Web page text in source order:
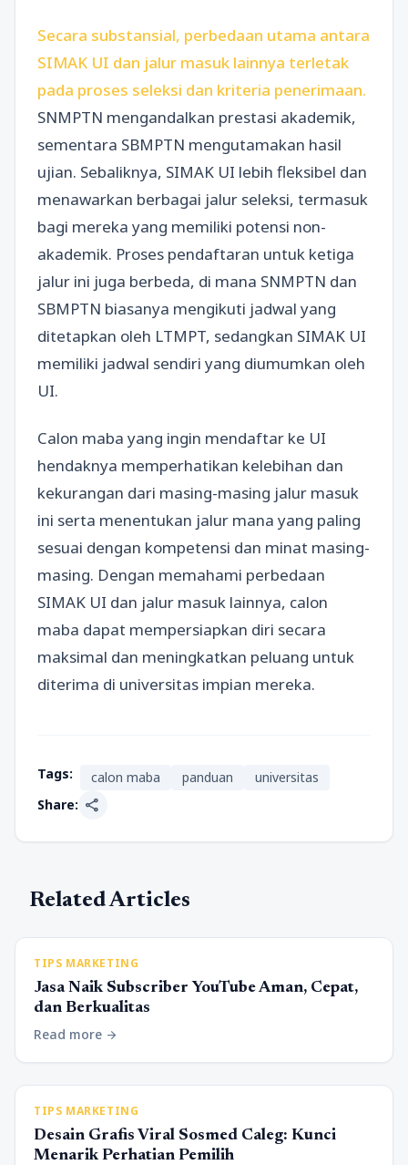
Secara substansial, perbedaan utama antara
SIMAK UI dan jalur masuk lainnya terletak
pada proses seleksi dan kriteria penerimaan.
SNMPTN mengandalkan prestasi akademik,
sementara SBMPTN mengutamakan hasil
ujian. Sebaliknya, SIMAK UI lebih fleksibel dan
menawarkan berbagai jalur seleksi, termasuk
bagi mereka yang memiliki potensi non-
akademik. Proses pendaftaran untuk ketiga
jalur ini juga berbeda, di mana SNMPTN dan
SBMPTN biasanya mengikuti jadwal yang
ditetapkan oleh LTMPT, sedangkan SIMAK UI
memiliki jadwal sendiri yang diumumkan oleh
UI.
Calon maba yang ingin mendaftar ke UI
hendaknya memperhatikan kelebihan dan
kekurangan dari masing-masing jalur masuk
ini serta menentukan jalur mana yang paling
sesuai dengan kompetensi dan minat masing-
masing. Dengan memahami perbedaan
SIMAK UI dan jalur masuk lainnya, calon
maba dapat mempersiapkan diri secara
maksimal dan meningkatkan peluang untuk
diterima di universitas impian mereka.
Tags: calon maba panduan
universitas
Share: share
Related Articles
TIPS MARKETING
Jasa Naik Subscriber YouTube Aman, Cepat,
dan Berkualitas
Read more arrow_forward
TIPS MARKETING
Desain Grafis Viral Sosmed Caleg: Kunci
Menarik Perhatian Pemilih